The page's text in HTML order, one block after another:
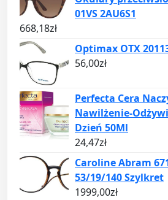
01VS 2AU6S1
668,18zł
Optimax OTX
56,00zł
Perfecta Cera
Nawilżenie-
Dzień 50Ml
24,47zł
Caroline Abram
53/19/140 Szylkret
1999,00zł